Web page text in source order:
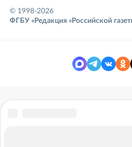
© 1998-2026
ФГБУ «Редакция «Российской